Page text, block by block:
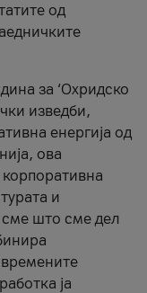
од
за ‘Охридско
изведби,
енергија од
ова
и
сме што сме дел
ја